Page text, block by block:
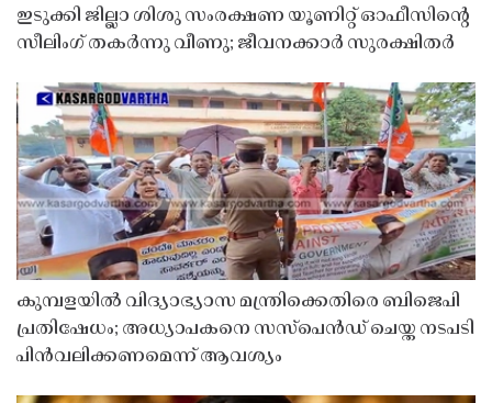
ഇടുക്കി ജില്ലാ ശിശു സംരക്ഷണ യൂണിറ്റ് ഓഫീസിൻ്റെ
സീലിംഗ് തകർന്നു വീണു; ജീവനക്കാർ സുരക്ഷിതർ
കുമ്പളയിൽ വിദ്യാഭ്യാസ മന്ത്രിക്കെതിരെ ബിജെപി
പ്രതിഷേധം; അധ്യാപകനെ സസ്‌പെൻഡ് ചെയ്ത നടപടി
പിൻവലിക്കണമെന്ന് ആവശ്യം